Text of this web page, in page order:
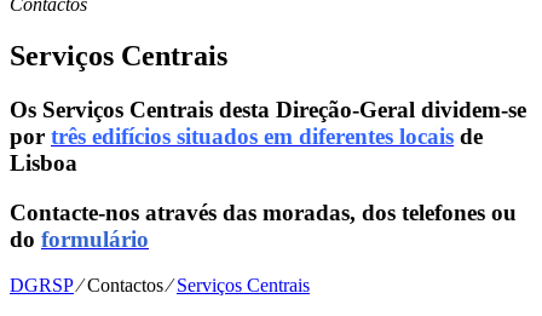
Contactos
Serviços Centrais
Os Serviços Centrais desta Direção-Geral dividem-se
por três edifícios situados em diferentes locais de
Lisboa
Contacte-nos através das moradas, dos telefones ou
do formulário
DGRSP⁄Contactos⁄Serviços Centrais